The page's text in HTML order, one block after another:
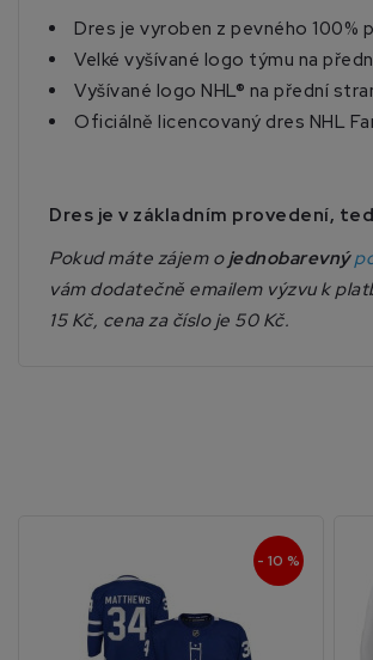
Dres je vyroben z pevného 100%
Velké vyšívané logo týmu na
Vyšívané logo NHL® na přední
Oficiálně licencovaný dres NHL
Dres je v základním provedení,
Pokud máte zájem ojednobarevný
vám dodatečně emailem výzvu k
15 Kč, cena za číslo je 50 Kč.
- 10 %